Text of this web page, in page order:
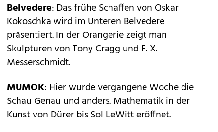
Belvedere: Das frühe Schaffen von Oskar
Kokoschka wird im Unteren Belvedere
präsentiert. In der Orangerie zeigt man
Skulpturen von Tony Cragg und F. X.
Messerschmidt.
MUMOK: Hier wurde vergangene Woche die
Schau Genau und anders. Mathematik in der
Kunst von Dürer bis Sol LeWitt eröffnet.